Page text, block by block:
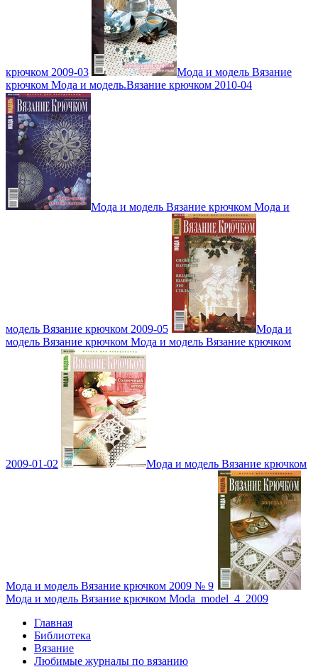
крючком 2009-03
Мода и модель Вязание
крючком Мода и модель.Вязание крючком 2010-04
Мода и модель Вязание крючком Мода и
модель Вязание крючком 2009-05
Мода и
модель Вязание крючком Мода и модель Вязание крючком
2009-01-02 Мода и модель Вязание крючком
Мода и модель Вязание крючком 2009 № 9
Мода и модель Вязание крючком Moda_model_4_2009
Главная
Библиотека
Вязание
Любимые журналы по вязанию